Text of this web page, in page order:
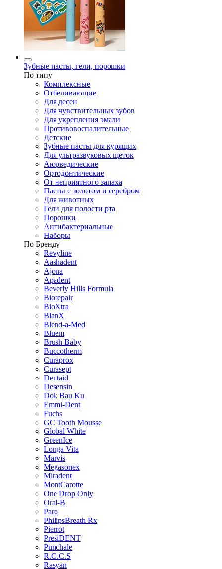
Зубные пасты, гели, порошки
По типу
Комплексные
Отбеливающие
Для десен
Для чувствительных зубов
Для укрепления эмали
Противовоспалительные
Детские
Зубные пасты для курящих
Для ультразвуковых щеток
Аюрведические
Ортодонтические
От неприятного запаха
Пасты с золотом и серебром
Для животных
Гели для полости рта
Порошки
Антибактериальные
Наборы
По Бренду
Revyline
Aashadent
Ajona
Apadent
Beverly Hills Formula
Biorepair
BioXtra
BlanX
Blend-a-Med
Bluem
Brush Baby
Buccotherm
Curaprox
Curasept
Dentaid
Desensin
Dok Bau Ku
Emmi-Dent
Fuchs
GC Tooth Mousse
Global White
GreenIce
Longa Vita
Marvis
Megasonex
Miradent
MontCarotte
One Drop Only
Oral-B
Paro
PhilipsBreath Rx
Pierrot
PresiDENT
Punchale
R.O.C.S
Rasyan